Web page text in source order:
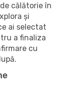
călătorie în
și
ai selectat
a finaliza
cu